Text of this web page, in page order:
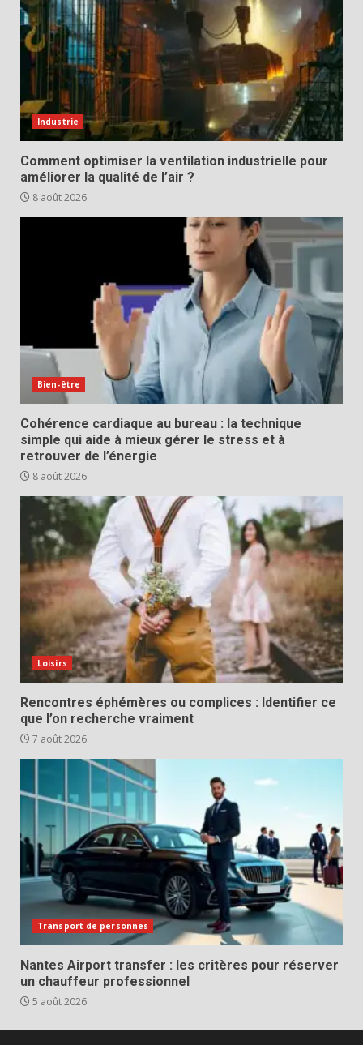
Industrie
Comment optimiser la ventilation industrielle pour
améliorer la qualité de l’air ?
8 août 2026
Bien-être
Cohérence cardiaque au bureau : la technique
simple qui aide à mieux gérer le stress et à
retrouver de l’énergie
8 août 2026
Loisirs
Rencontres éphémères ou complices : Identifier ce
que l’on recherche vraiment
7 août 2026
Transport de personnes
Nantes Airport transfer : les critères pour réserver
un chauffeur professionnel
5 août 2026